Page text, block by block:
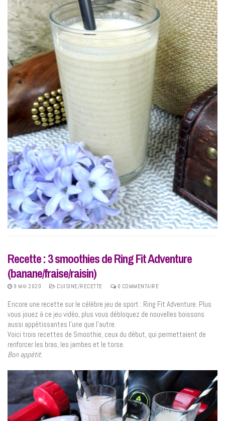
Recette : 3 smoothies de Ring Fit Adventure
(banane/fraise/raisin)
9 MAI 2020 CUISINE/RECETTE 0 COMMENTAIRE
Encore une recette sur le célèbre jeu de sport : Ring Fit Adventure. Plus
vous jouez à ce jeu vidéo, plus vous débloquez de nouvelles boissons
aussi appétissantes l’une que l’autre.
Voici trois recettes de Smoothie, ceux du début, qui permettaient de
renforcer les bras, les jambes et le torse.
Bon appétit.